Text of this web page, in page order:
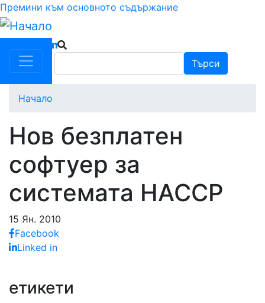
Премини към основното съдържание
Търси
Начало
Нов безплатен
софтуер за
системата HACCP
15 Ян. 2010
Facebook
Linked in
етикети